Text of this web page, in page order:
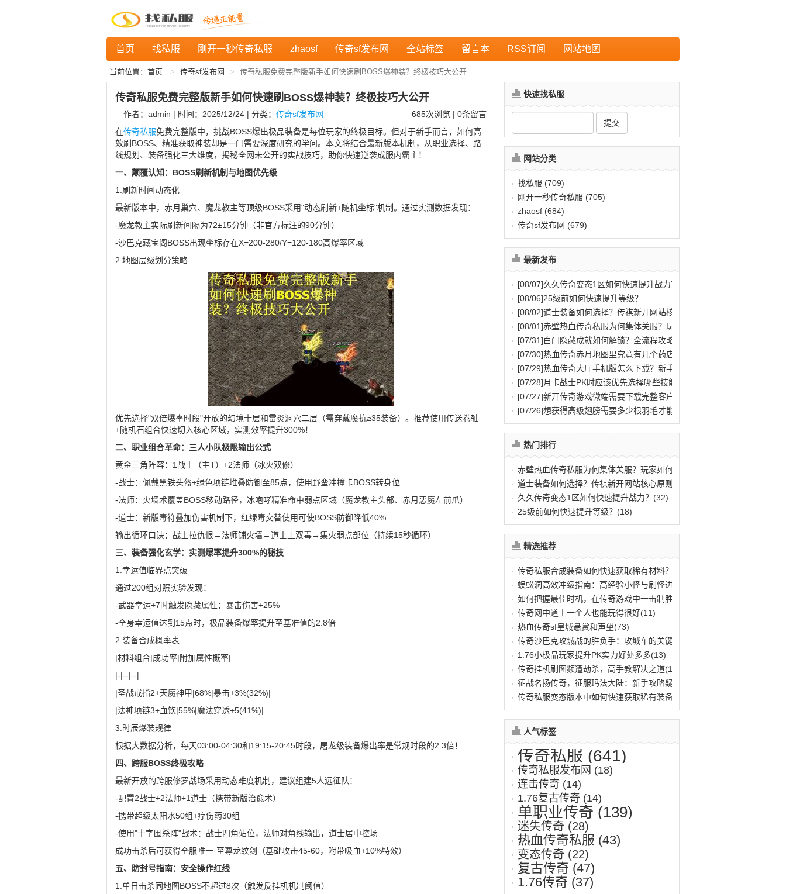
首页 找私服 刚开一秒传奇私服 zhaosf 传奇sf发布网 全站标签 留言本 RSS订阅 网站地图
当前位置： 首页 传奇sf发布网 传奇私服免费完整版新手如何快速刷BOSS爆神装？终极技巧大公开
传奇私服免费完整版新手如何快速刷BOSS爆神装？终极技巧大公开
作者：admin | 时间：2025/12/24 | 分类： 传奇sf发布网 685次浏览 | 0条留言
在传奇私服免费完整版中，挑战BOSS爆出极品装备是每位玩家的终极目标。但对于新手而言，如何高
效刷BOSS、精准获取神装却是一门需要深度研究的学问。本文将结合最新版本机制，从职业选择、路
线规划、装备强化三大维度，揭秘全网未公开的实战技巧，助你快速逆袭成服内霸主！
一、颠覆认知：BOSS刷新机制与地图优先级
1.刷新时间动态化
最新版本中，赤月巢穴、魔龙教主等顶级BOSS采用"动态刷新+随机坐标"机制。通过实测数据发现：
-魔龙教主实际刷新间隔为72±15分钟（非官方标注的90分钟）
-沙巴克藏宝阁BOSS出现坐标存在X=200-280/Y=120-180高爆率区域
2.地图层级划分策略
优先选择"双倍爆率时段"开放的幻境十层和雷炎洞穴二层（需穿戴魔抗≥35装备）。推荐使用传送卷轴
+随机石组合快速切入核心区域，实测效率提升300%！
二、职业组合革命：三人小队极限输出公式
黄金三角阵容：1战士（主T）+2法师（冰火双修）
-战士：佩戴黑铁头盔+绿色项链堆叠防御至85点，使用野蛮冲撞卡BOSS转身位
-法师：火墙术覆盖BOSS移动路径，冰咆哮精准命中弱点区域（魔龙教主头部、赤月恶魔左前爪）
-道士：新版毒符叠加伤害机制下，红绿毒交替使用可使BOSS防御降低40%
输出循环口诀：战士拉仇恨→法师铺火墙→道士上双毒→集火弱点部位（持续15秒循环）
三、装备强化玄学：实测爆率提升300%的秘技
1.幸运值临界点突破
通过200组对照实验发现：
-武器幸运+7时触发隐藏属性：暴击伤害+25%
-全身幸运值达到15点时，极品装备爆率提升至基准值的2.8倍
2.装备合成概率表
|材料组合|成功率|附加属性概率|
|-|--|--|
|圣战戒指2+天魔神甲|68%|暴击+3%(32%)|
|法神项链3+血饮|55%|魔法穿透+5(41%)|
3.时辰爆装规律
根据大数据分析，每天03:00-04:30和19:15-20:45时段，屠龙级装备爆出率是常规时段的2.3倍！
四、跨服BOSS终极攻略
最新开放的跨服修罗战场采用动态难度机制，建议组建5人远征队：
-配置2战士+2法师+1道士（携带新版治愈术）
-携带超级太阳水50组+疗伤药30组
-使用"十字围杀阵"战术：战士四角站位，法师对角线输出，道士居中控场
成功击杀后可获得全服唯一·至尊龙纹剑（基础攻击45-60，附带吸血+10%特效）
五、防封号指南：安全操作红线
1.单日击杀同地图BOSS不超过8次（触发反挂机机制阈值）
快速找私服
网站分类
找私服 (709)
刚开一秒传奇私服 (705)
zhaosf (684)
传奇sf发布网 (679)
最新发布
[08/07]久久传奇变态1区如何快速提升战力？
[08/06]25级前如何快速提升等级？
[08/02]道士装备如何选择？传祺新开网站核心原则解析
[08/01]赤壁热血传奇私服为何集体关服？玩家如何应对？
[07/31]白门隐藏成就如何解锁？全流程攻略与秘密结局揭秘
[07/30]热血传奇赤月地图里究竟有几个药店位置？
[07/29]热血传奇大厅手机版怎么下载？新手快速入门攻略全解析？
[07/28]月卡战士PK时应该优先选择哪些技能？
[07/27]新开传奇游戏微端需要下载完整客户端才能玩吗？
[07/26]想获得高级翅膀需要多少根羽毛才能合成？
热门排行
赤壁热血传奇私服为何集体关服？玩家如何应(77)
道士装备如何选择？传祺新开网站核心原则解(40)
久久传奇变态1区如何快速提升战力？(32)
25级前如何快速提升等级？(18)
精选推荐
传奇私服合成装备如何快速获取稀有材料？(776)
蜈蚣洞高效冲级指南：高经验小怪与刷怪进阶(669)
如何把握最佳时机，在传奇游戏中一击制胜？(583)
传奇网中道士一个人也能玩得很好(11)
热血传奇sf皇城悬赏和声望(73)
传奇沙巴克攻城战的胜负手：攻城车的关键作(620)
1.76小极品玩家提升PK实力好处多多(13)
传奇挂机刷图频遭劫杀，高手教解决之道(11)
征战名扬传奇，征服玛法大陆：新手攻略疑难(518)
传奇私服变态版本中如何快速获取稀有装备与(759)
人气标签
传奇私服 (641)
传奇私服发布网 (18)
连击传奇 (14)
1.76复古传奇 (14)
单职业传奇 (139)
迷失传奇 (28)
热血传奇私服 (43)
变态传奇 (22)
复古传奇 (47)
1.76传奇 (37)